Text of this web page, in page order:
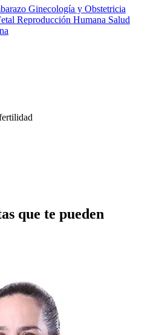
Ginecología y Obstetricia
Reproducción Humana Salud
que te pueden